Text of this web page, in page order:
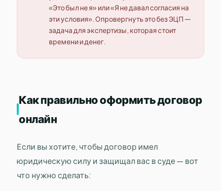
«Это был не я» или «Я не давал согласия на
эти условия». Опровергнуть это без ЭЦП —
задача для экспертизы, которая стоит
времени и денег.
Как правильно оформить договор
онлайн
Если вы хотите, чтобы договор имел
юридическую силу и защищал вас в суде — вот
что нужно сделать: